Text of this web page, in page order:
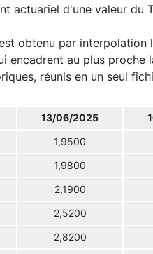
actuariel d'une valeur du
obtenu par interpolation
encadrent au plus proche
réunis en un seul
13/06/2025
1,9500
1,9800
2,1900
2,5200
2,8200